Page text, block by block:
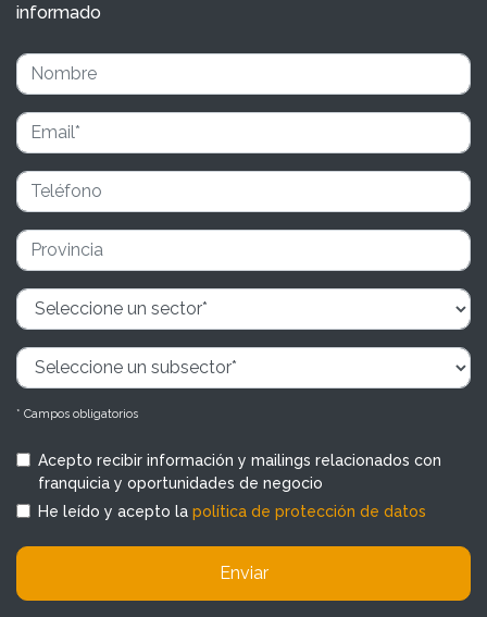
informado
* Campos obligatorios
Acepto recibir información y mailings relacionados con
franquicia y oportunidades de negocio
He leído y acepto la política de protección de datos
Enviar